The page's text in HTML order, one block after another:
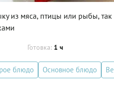
из мяса, птицы или рыбы,
Готовка: 1 ч
блюдо Основное блюдо